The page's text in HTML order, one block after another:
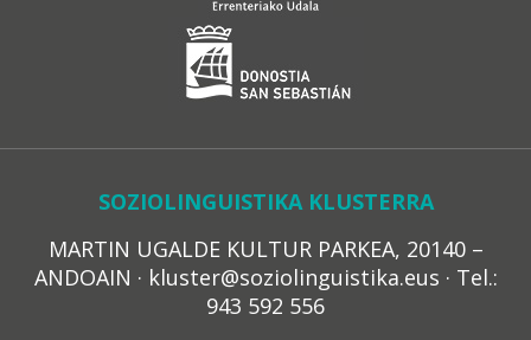
SOZIOLINGUISTIKA KLUSTERRA
MARTIN UGALDE KULTUR PARKEA, 20140 –
ANDOAIN · kluster@soziolinguistika.eus · Tel.:
943 592 556